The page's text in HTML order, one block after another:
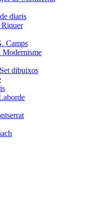
diaris
Camps
Modernisme
dibuixos